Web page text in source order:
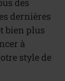
des
dernières
bien plus
à
style de